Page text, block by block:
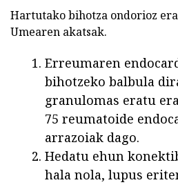
Hartutako bihotza ondorioz
Umearen akatsak.
Erreumaren
bihotzeko balbula
granulomas eratu
75 reumatoide
arrazoiak dago.
Hedatu ehun
hala nola, lupus